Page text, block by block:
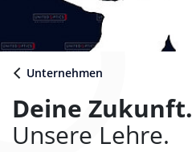
Unternehmen
Deine Zukunft.
Unsere Lehre.